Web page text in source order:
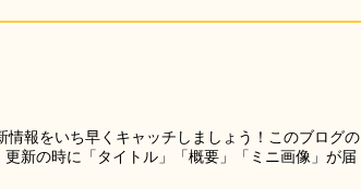
報をいち早くキャッチしましょう！このブログの
更新の時に「タイトル」「概要」「ミニ画像」が届